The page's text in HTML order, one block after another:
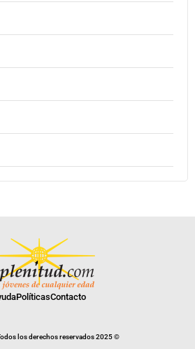
PolíticasContacto
los derechos reservados 2025 ©